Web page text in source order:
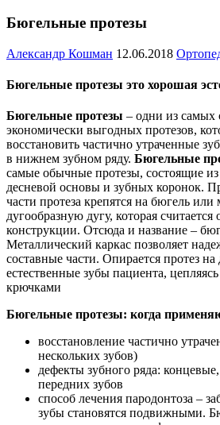
Бюгельные протезы
Александр Кошман 12.06.2018
Бюгельные протезы это хорошая
Бюгельные протезы – одни из
экономически выгодных протезов,
восстановить частично утраченные
в нижнем зубном ряду. Бюгельные
самые обычные протезы, состоящие из
десневой основы и зубных коронок.
части протеза крепятся на бюгель
дугообразную дугу, которая считается
конструкции. Отсюда и название –
Металлический каркас позволяет
составные части. Опирается протез
естественные зубы пациента,
крючками
Бюгельные протезы: когда
восстановление частично
нескольких зубов)
дефекты зубного ряда:
передних зубов
способ лечения пародонтоза –
зубы становятся подвижными.